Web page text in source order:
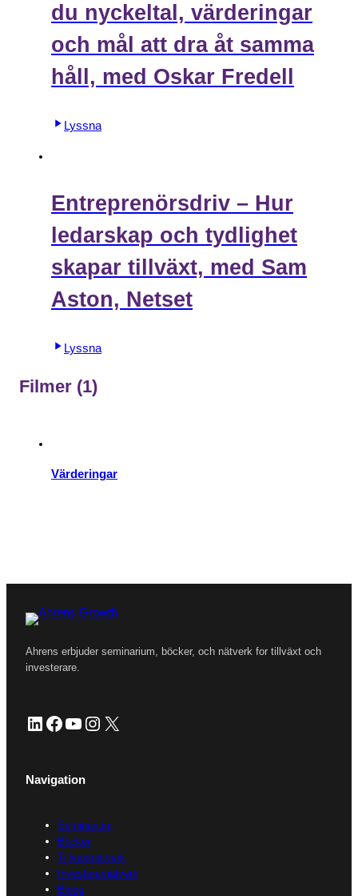
du nyckeltal, värderingar
och mål att dra åt samma
håll, med Oskar Fredell
Lyssna
Entreprenörsdriv – Hur
ledarskap och tydlighet
skapar tillväxt, med Sam
Aston, Netset
Lyssna
Filmer (1)
Värderingar
Ahrens erbjuder seminarium, böcker, och nätverk for tillväxt och
investerare.
LinkedIn Facebook YouTube Instagram X
Navigation
Seminarium
Böcker
Tillvaxtnätverk
Investerarnätverk
Blogg